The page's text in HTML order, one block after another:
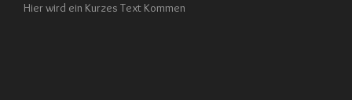
Hier wird ein Kurzes Text Kommen